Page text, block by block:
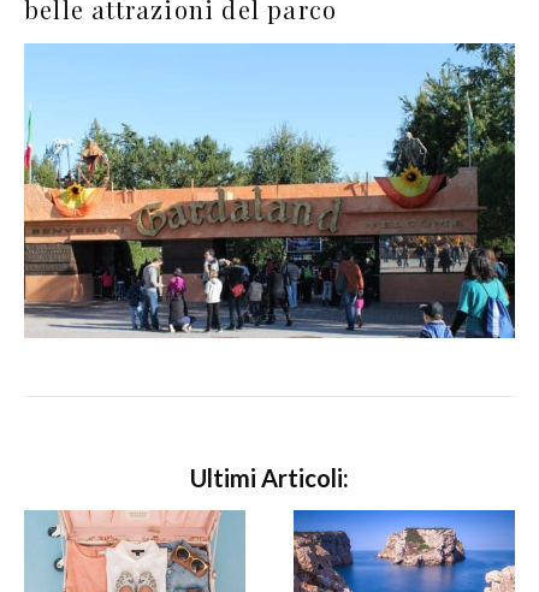
belle attrazioni del parco
Ultimi Articoli: